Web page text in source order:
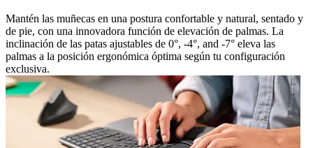
Mantén las muñecas en una postura confortable y natural, sentado y
de pie, con una innovadora función de elevación de palmas. La
inclinación de las patas ajustables de 0°, -4°, and -7° eleva las
palmas a la posición ergonómica óptima según tu configuración
exclusiva.